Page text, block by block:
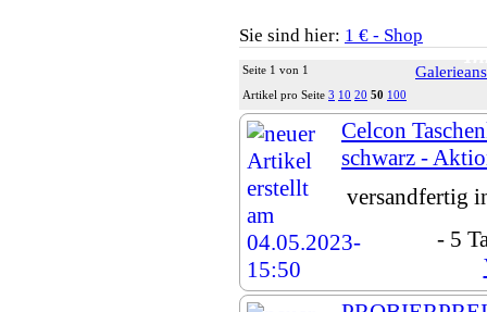
Sie sind hier: 1 € - Shop
Seite 1 von 1
Artikel pro Seite 3 10 20 50 100
Celcon
schwarz -
versandfertig
- 5